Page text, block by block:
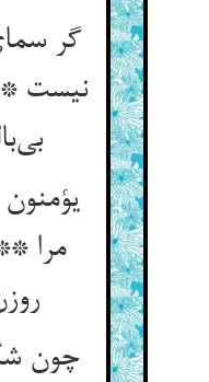
گر
نیست
بی‌‌بالیده نیست‌‌
مرا
چون